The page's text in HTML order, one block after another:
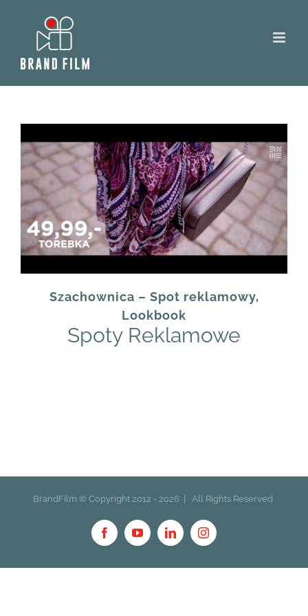
content
Szachownica – Spot reklamowy,
Lookbook
Spoty Reklamowe
BrandFilm © Copyright 2012 - 2026 | All Rights Reserved
FacebookYouTubeLinkedInInstagram